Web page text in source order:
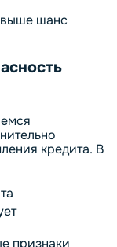
выше шанс
кредита. В